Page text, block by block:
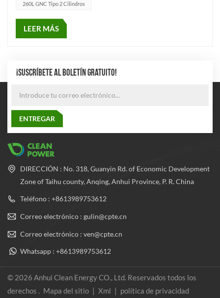
260L GNC Tipo 2 Cilindros
LEER MÁS
¡SUSCRÍBETE AL BOLETÍN GRATUITO!
DIRECCIÓN : No. 318, Guanyin Rd. of Economic Development
Zone of Taihu county, Anqing, Anhui Province, P. R. China
Teléfono : +8613989753612
Correo electrónico : gulin@cpte.cn
Correo electrónico : ven@cpte.cn
Whatsapp : +8613989753612
© 2026 Anhui Clean Energy CO., Ltd. Reservados todos los
derechos . Mapa del sitio | Xml | política de privacidad